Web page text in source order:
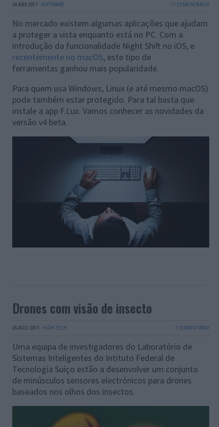
04 ABR 2017 · SOFTWARE 17 COMENTÁRIOS
No mercado existem algumas aplicações que ajudam
a proteger a vista enquanto está no PC. Com a
introdução da funcionalidade Night Shift no iOS, e
recentemente no macOS, este tipo de
ferramentas ganhou mais popularidade.
Para quem usa Windows, Linux (e até mesmo macOS)
pode também estar protegido. Para tal basta que
instale a app F.Lux. Vamos conhecer as novidades da
versão v4 beta.
Drones com visão de insecto
05 AGO 2015 · HIGH TECH 1 COMENTÁRIO
Uma equipa de investigadores do Laboratório de
Sistemas Inteligentes do Intituto Federal de
Tecnologia Suíço estão a desenvolver um conjunto
de minúsculos sensores electrónicos para drones
baseados nos olhos dos insectos.